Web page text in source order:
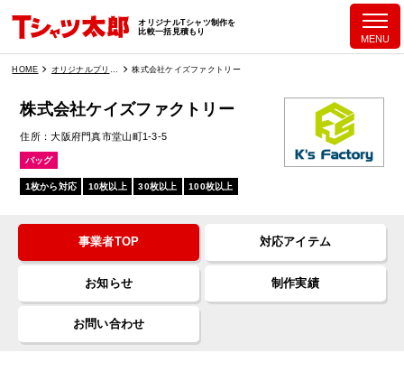
オリジナルTシャツ制作を
比較一括見積もり
HOME 株式会社ケイズファクトリー
株式会社ケイズファクトリー
住所 大阪府門真市堂山町1-3-5
バッグ
1枚から対応 10枚以上 30枚以上 100枚以上
事業者TOP 対応アイテム
お知らせ 制作実績
お問い合わせ
MENU